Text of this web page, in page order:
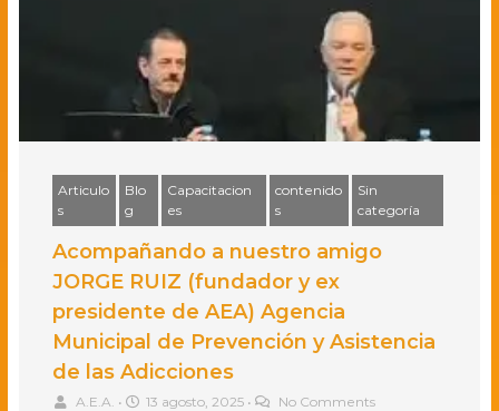
Articulo
s
Blo
g
Capacitacion
es
contenido
s
Sin
categoría
Acompañando a nuestro amigo
JORGE RUIZ (fundador y ex
presidente de AEA) Agencia
Municipal de Prevención y Asistencia
de las Adicciones
A.E.A. • 13 agosto, 2025 • No Comments